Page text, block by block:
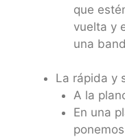
que
vuelta y
una
La rápida y
A la
En una